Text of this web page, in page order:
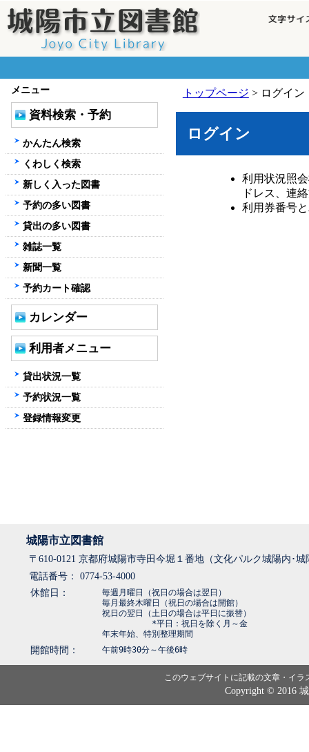
トップページ > ログイン
ログイン
利用状況照
ドレス、連
利用券番号
メニュー
資料検索・予約
かんたん検索
くわしく検索
新しく入った図書
予約の多い図書
貸出の多い図書
雑誌一覧
新聞一覧
予約カート確認
カレンダー
利用者メニュー
貸出状況一覧
予約状況一覧
登録情報変更
城陽市立図書館
〒610-0121 京都府城陽市寺田今堀１番地（文化パルク城陽内･
電話番号： 0774-53-4000
休館日：
毎週月曜日（祝日の場合は翌日）
毎月最終木曜日（祝日の場合は開館）
祝日の翌日（土日の場合は平日に振替）
*平日：祝日を除く月～金
年末年始、特別整理期間
開館時間： 午前9時30分～午後6時
このウェブサイトに記載の文章・イ
Copyright © 2016